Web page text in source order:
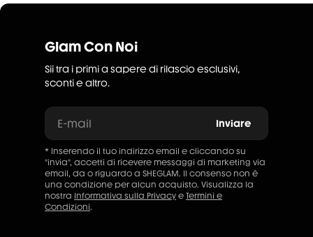
Glam Con Noi
Sii tra i primi a sapere di rilascio esclusivi,
sconti e altro.
E-mail Inviare
* Inserendo il tuo indirizzo email e cliccando su
"invia", accetti di ricevere messaggi di marketing via
email, da o riguardo a SHEGLAM. Il consenso non è
una condizione per alcun acquisto. Visualizza la
nostra Informativa sulla Privacy e Termini e
Condizioni.